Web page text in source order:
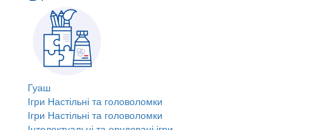
Гуаш
Ігри Настільні та головоломки
Ігри Настільні та головоломки